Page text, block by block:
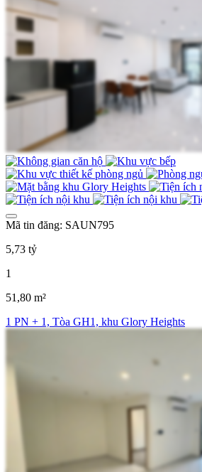
Mã tin đăng: SAUN795
5,73 tỷ
1
51,80 m²
1 PN + 1, Tòa GH1, khu Glory Heights